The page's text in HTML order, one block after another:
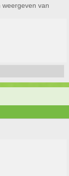
weergeven van